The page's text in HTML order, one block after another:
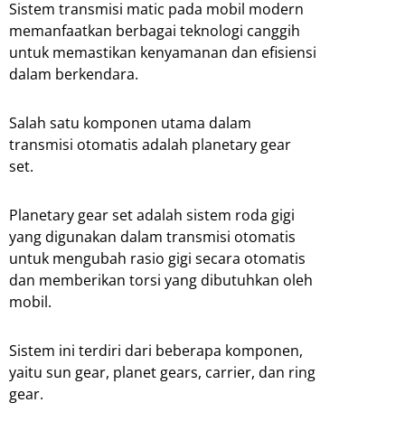
Sistem transmisi matic pada mobil modern
memanfaatkan berbagai teknologi canggih
untuk memastikan kenyamanan dan efisiensi
dalam berkendara.
Salah satu komponen utama dalam
transmisi otomatis adalah planetary gear
set.
Planetary gear set adalah sistem roda gigi
yang digunakan dalam transmisi otomatis
untuk mengubah rasio gigi secara otomatis
dan memberikan torsi yang dibutuhkan oleh
mobil.
Sistem ini terdiri dari beberapa komponen,
yaitu sun gear, planet gears, carrier, dan ring
gear.